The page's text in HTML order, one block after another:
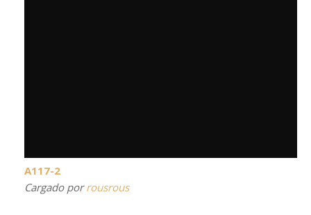
A117-2
Cargado porrousrous